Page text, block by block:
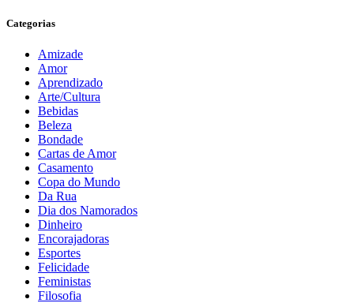
Categorias
Amizade
Amor
Aprendizado
Arte/Cultura
Bebidas
Beleza
Bondade
Cartas de Amor
Casamento
Copa do Mundo
Da Rua
Dia dos Namorados
Dinheiro
Encorajadoras
Esportes
Felicidade
Feministas
Filosofia